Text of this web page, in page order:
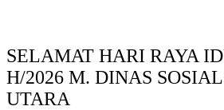
SELAMAT HARI RAYA
H/2026 M. DINAS
UTARA